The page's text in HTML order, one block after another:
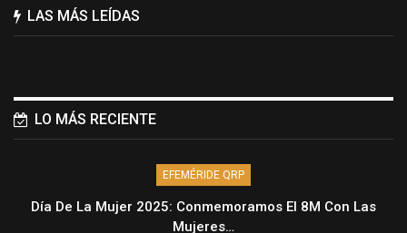
LAS MÁS LEÍDAS
LO MÁS RECIENTE
EFEMÉRIDE QRP
Día De La Mujer 2025: Conmemoramos El 8M Con Las
Mujeres…